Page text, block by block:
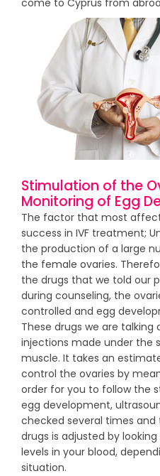
come to Cyprus from
Stimulation of the
Monitoring of Egg
The factor that most
success in IVF treatment;
the production of a large
the female ovaries.
the drugs that we told our
during counseling, the
controlled and egg
These drugs we are talking
injections made under the
muscle. It takes an
control the ovaries by
order for you to follow the
egg development,
checked several times
drugs is adjusted by
levels in your blood,
situation.